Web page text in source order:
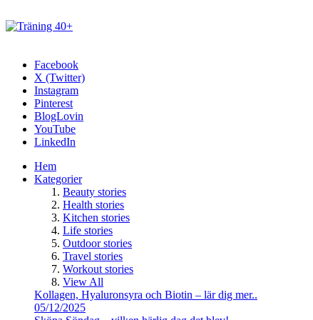
Facebook
X (Twitter)
Instagram
Pinterest
BlogLovin
YouTube
LinkedIn
Hem
Kategorier
Beauty stories
Health stories
Kitchen stories
Life stories
Outdoor stories
Travel stories
Workout stories
View All
Kollagen, Hyaluronsyra och Biotin – lär dig mer..
05/12/2025